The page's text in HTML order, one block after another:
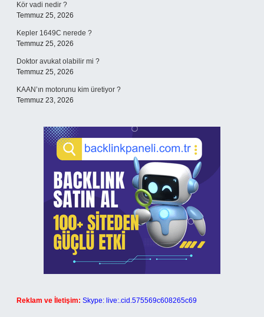
Kör vadi nedir ?
Temmuz 25, 2026
Kepler 1649C nerede ?
Temmuz 25, 2026
Doktor avukat olabilir mi ?
Temmuz 25, 2026
KAAN’ın motorunu kim üretiyor ?
Temmuz 23, 2026
Reklam ve İletişim: Skype: live:.cid.575569c608265c69